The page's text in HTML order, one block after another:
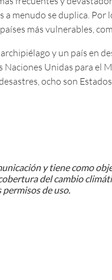
menudo se duplica. Por
más vulnerables,
y un país en
Unidas para el
ocho son
y tiene como
del cambio
de uso.